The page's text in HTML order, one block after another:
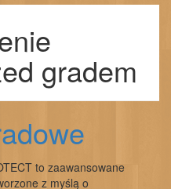
gradem
to zaawansowane
z myślą o